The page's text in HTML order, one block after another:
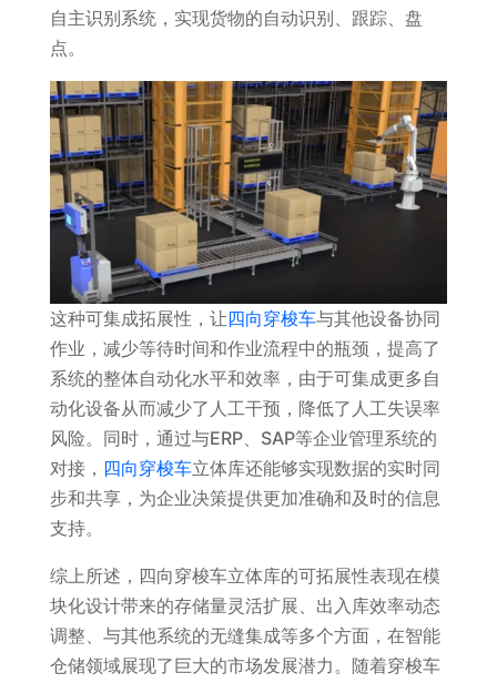
自主识别系统，实现货物的自动识别、跟踪、盘
点。
这种可集成拓展性，让四向穿梭车与其他设备协同
作业，减少等待时间和作业流程中的瓶颈，提高了
系统的整体自动化水平和效率，由于可集成更多自
动化设备从而减少了人工干预，降低了人工失误率
风险。同时，通过与ERP、SAP等企业管理系统的
对接， 四向穿梭车立体库还能够实现数据的实时同
步和共享，为企业决策提供更加准确和及时的信息
支持。
综上所述，四向穿梭车立体库的可拓展性表现在模
块化设计带来的存储量灵活扩展、出入库效率动态
调整、与其他系统的无缝集成等多个方面，在智能
仓储领域展现了巨大的市场发展潜力。随着穿梭车